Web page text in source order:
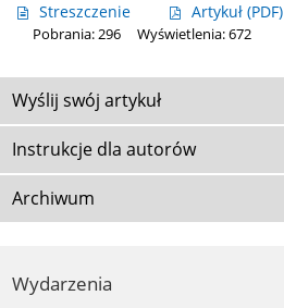
Streszczenie Artykuł (PDF)
Pobrania: 296
Wyświetlenia: 672
Wyślij swój artykuł
Instrukcje dla autorów
Archiwum
Wydarzenia